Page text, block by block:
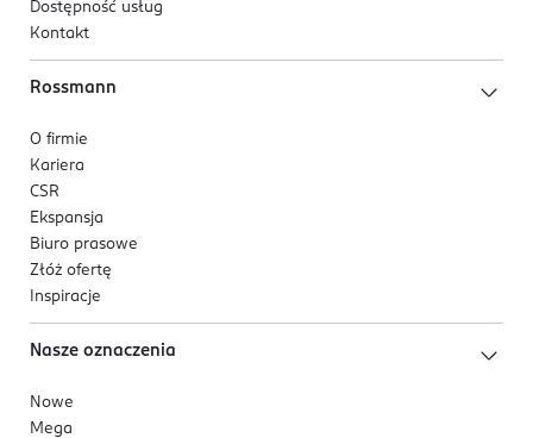
Dostępność usług
Kontakt
Rossmann
O firmie
Kariera
CSR
Ekspansja
Biuro prasowe
Złóż ofertę
Inspiracje
Nasze oznaczenia
Nowe
Mega